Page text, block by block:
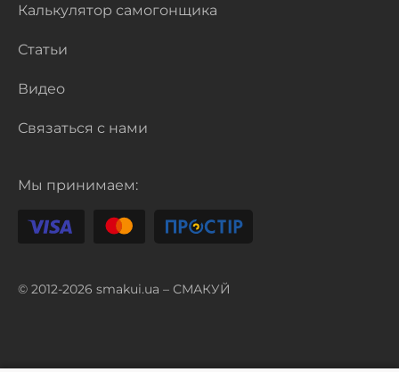
Калькулятор самогонщика
Статьи
Видео
Связаться с нами
Мы принимаем:
© 2012-2026 smakui.ua – СМАКУЙ